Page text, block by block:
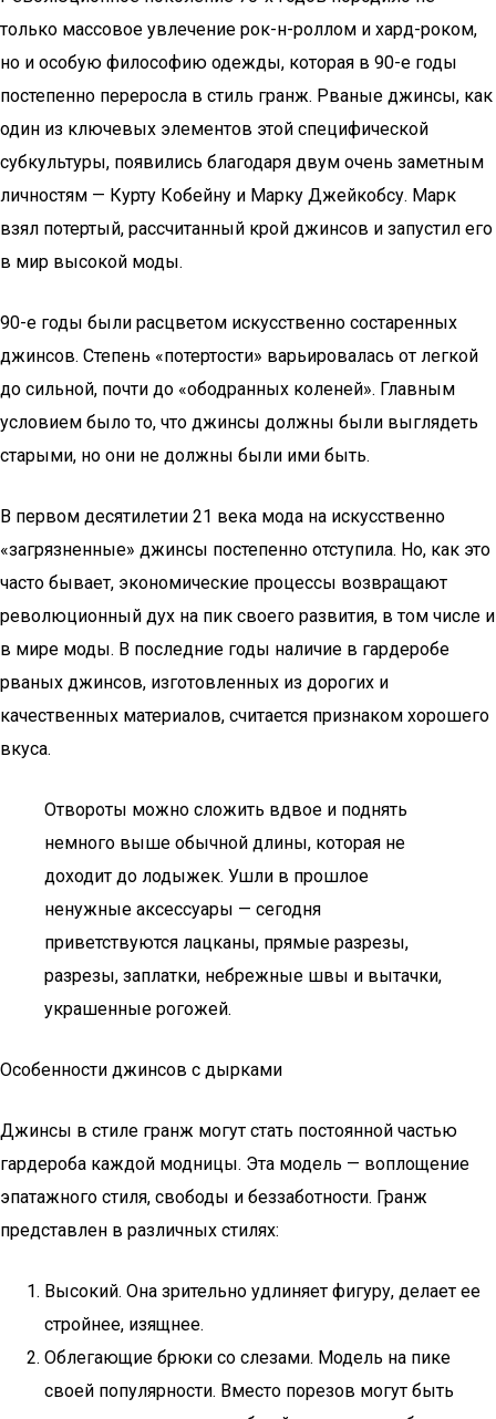
только массовое увлечение рок-н-роллом и хард-роком,
но и особую философию одежды, которая в 90-е годы
постепенно переросла в стиль гранж. Рваные джинсы, как
один из ключевых элементов этой специфической
субкультуры, появились благодаря двум очень заметным
личностям — Курту Кобейну и Марку Джейкобсу. Марк
взял потертый, рассчитанный крой джинсов и запустил его
в мир высокой моды.
90-е годы были расцветом искусственно состаренных
джинсов. Степень «потертости» варьировалась от легкой
до сильной, почти до «ободранных коленей». Главным
условием было то, что джинсы должны были выглядеть
старыми, но они не должны были ими быть.
В первом десятилетии 21 века мода на искусственно
«загрязненные» джинсы постепенно отступила. Но, как это
часто бывает, экономические процессы возвращают
революционный дух на пик своего развития, в том числе и
в мире моды. В последние годы наличие в гардеробе
рваных джинсов, изготовленных из дорогих и
качественных материалов, считается признаком хорошего
вкуса.
Отвороты можно сложить вдвое и поднять
немного выше обычной длины, которая не
доходит до лодыжек. Ушли в прошлое
ненужные аксессуары — сегодня
приветствуются лацканы, прямые разрезы,
разрезы, заплатки, небрежные швы и вытачки,
украшенные рогожей.
Особенности джинсов с дырками
Джинсы в стиле гранж могут стать постоянной частью
гардероба каждой модницы. Эта модель — воплощение
эпатажного стиля, свободы и беззаботности. Гранж
представлен в различных стилях:
Высокий. Она зрительно удлиняет фигуру, делает ее
стройнее, изящнее.
Облегающие брюки со слезами. Модель на пике
своей популярности. Вместо порезов могут быть